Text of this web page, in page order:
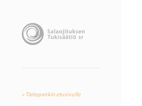
« Tietopankin etusivulle